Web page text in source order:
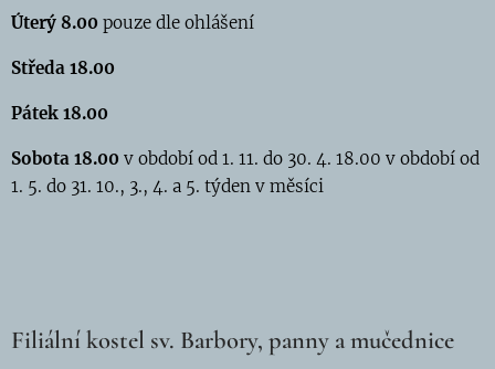
Úterý 8.00 pouze dle ohlášení
Středa 18.00
Pátek 18.00
Sobota 18.00 v období od 1. 11. do 30. 4. 18.00 v období od
1. 5. do 31. 10., 3., 4. a 5. týden v měsíci
Filiální kostel sv. Barbory, panny a mučednice